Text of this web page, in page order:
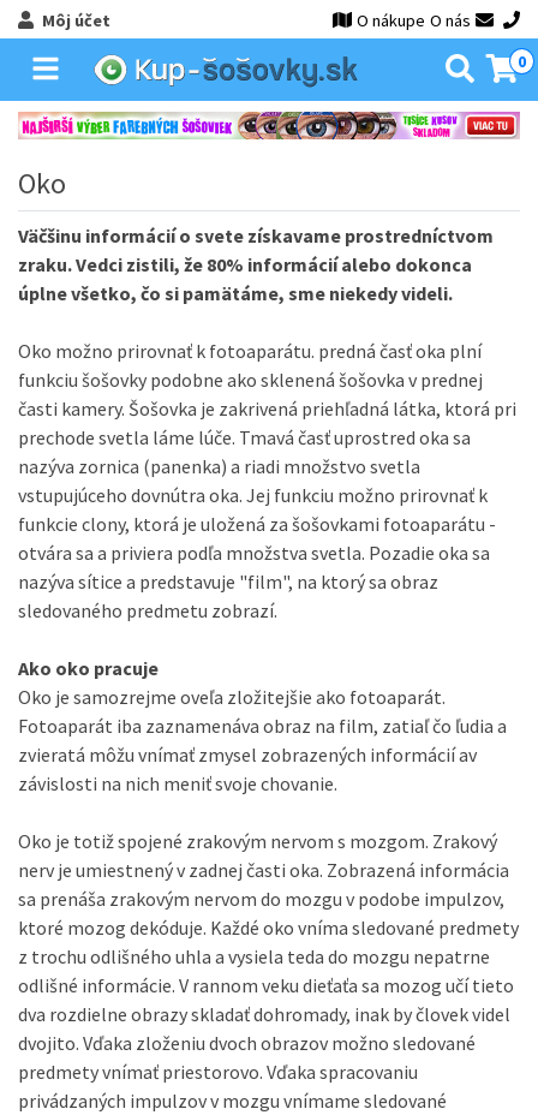
Môj účet O nákupe O nás
0
Oko
Väčšinu informácií o svete získavame prostredníctvom
zraku. Vedci zistili, že 80% informácií alebo dokonca
úplne všetko, čo si pamätáme, sme niekedy videli.
Oko možno prirovnať k fotoaparátu. predná časť oka plní
funkciu šošovky podobne ako sklenená šošovka v prednej
časti kamery. Šošovka je zakrivená priehľadná látka, ktorá pri
prechode svetla láme lúče. Tmavá časť uprostred oka sa
nazýva zornica (panenka) a riadi množstvo svetla
vstupujúceho dovnútra oka. Jej funkciu možno prirovnať k
funkcie clony, ktorá je uložená za šošovkami fotoaparátu -
otvára sa a priviera podľa množstva svetla. Pozadie oka sa
nazýva sítice a predstavuje "film", na ktorý sa obraz
sledovaného predmetu zobrazí.
Ako oko pracuje
Oko je samozrejme oveľa zložitejšie ako fotoaparát.
Fotoaparát iba zaznamenáva obraz na film, zatiaľ čo ľudia a
zvieratá môžu vnímať zmysel zobrazených informácií av
závislosti na nich meniť svoje chovanie.
Oko je totiž spojené zrakovým nervom s mozgom. Zrakový
nerv je umiestnený v zadnej časti oka. Zobrazená informácia
sa prenáša zrakovým nervom do mozgu v podobe impulzov,
ktoré mozog dekóduje. Každé oko vníma sledované predmety
z trochu odlišného uhla a vysiela teda do mozgu nepatrne
odlišné informácie. V rannom veku dieťaťa sa mozog učí tieto
dva rozdielne obrazy skladať dohromady, inak by človek videl
dvojito. Vďaka zloženiu dvoch obrazov možno sledované
predmety vnímať priestorovo. Vďaka spracovaniu
privádzaných impulzov v mozgu vnímame sledované